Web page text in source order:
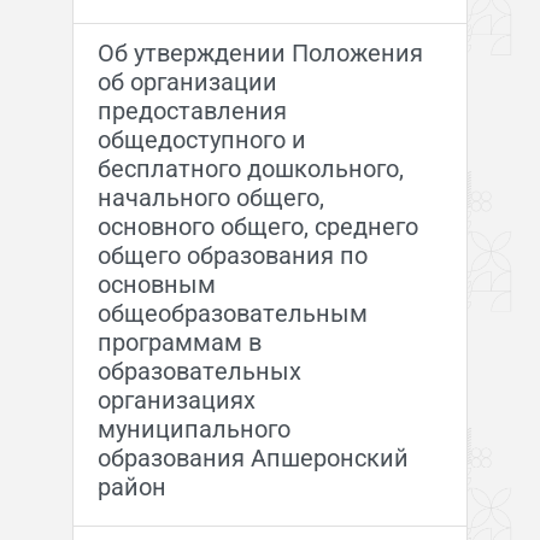
Об утверждении Положения
об организации
предоставления
общедоступного и
бесплатного дошкольного,
начального общего,
основного общего, среднего
общего образования по
основным
общеобразовательным
программам в
образовательных
организациях
муниципального
образования Апшеронский
район